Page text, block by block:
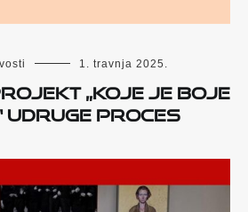
1. travnja 2025.
„Koje je boje
udruge Proces